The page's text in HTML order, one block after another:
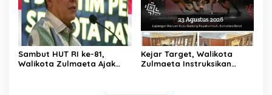
Sambut HUT RI ke-81,
Walikota Zulmaeta Ajak
Kejar Target, Walikota
Zulmaeta Instruksikan